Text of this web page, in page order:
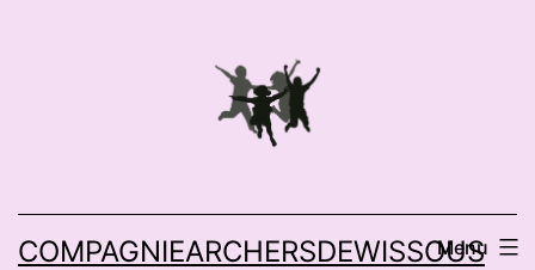
COMPAGNIEARCHERSDEWISSOUS
Menu